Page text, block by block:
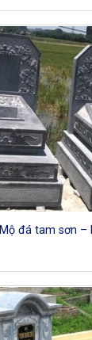
Mộ đá tam sơn –